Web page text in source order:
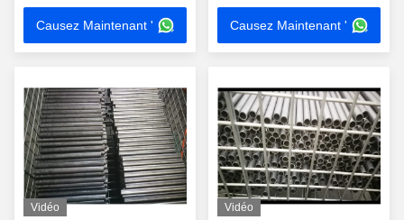
accouplements/prises
Causez Maintenant '
soudure, en acier de
haute précision petits
4mm
Causez Maintenant '
Vidéo Vidéo